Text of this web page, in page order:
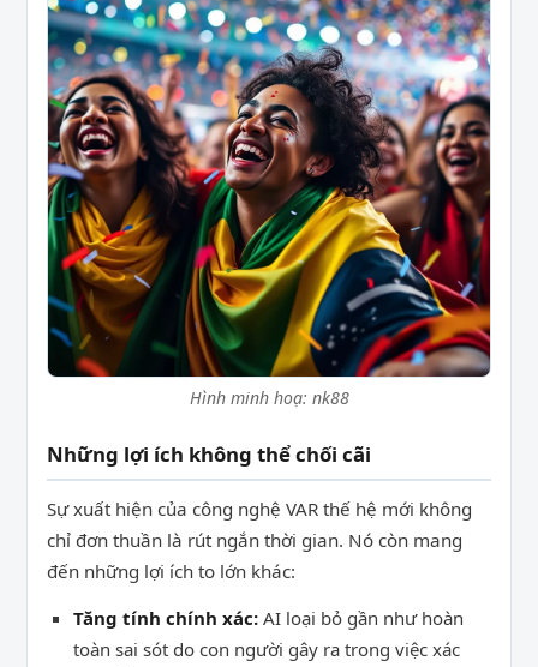
Hình minh hoạ: nk88
Những lợi ích không thể chối cãi
Sự xuất hiện của công nghệ VAR thế hệ mới không
chỉ đơn thuần là rút ngắn thời gian. Nó còn mang
đến những lợi ích to lớn khác:
Tăng tính chính xác: AI loại bỏ gần như hoàn
toàn sai sót do con người gây ra trong việc xác